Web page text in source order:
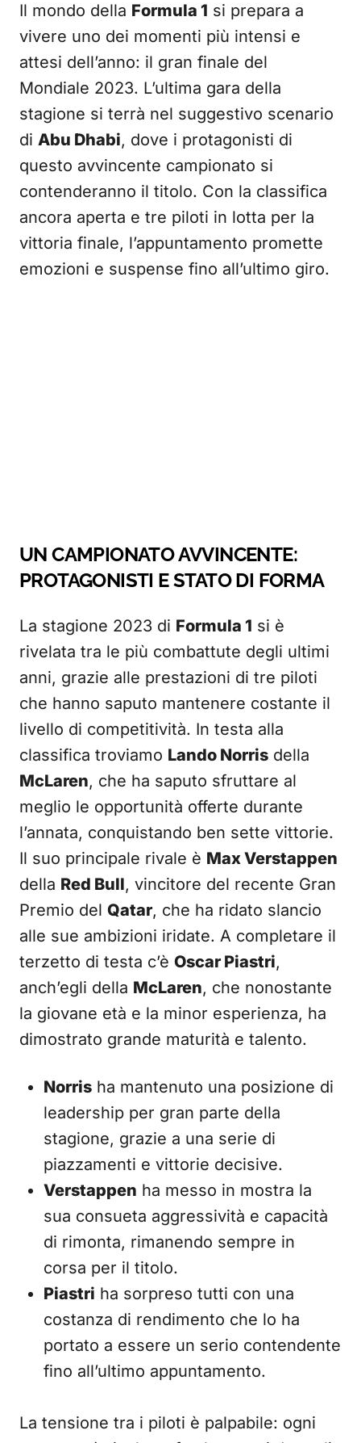
Il mondo della Formula 1 si prepara a
vivere uno dei momenti più intensi e
attesi dell’anno: il gran finale del
Mondiale 2023. L’ultima gara della
stagione si terrà nel suggestivo scenario
di Abu Dhabi, dove i protagonisti di
questo avvincente campionato si
contenderanno il titolo. Con la classifica
ancora aperta e tre piloti in lotta per la
vittoria finale, l’appuntamento promette
emozioni e suspense fino all’ultimo giro.
UN CAMPIONATO AVVINCENTE:
PROTAGONISTI E STATO DI FORMA
La stagione 2023 di Formula 1 si è
rivelata tra le più combattute degli ultimi
anni, grazie alle prestazioni di tre piloti
che hanno saputo mantenere costante il
livello di competitività. In testa alla
classifica troviamo Lando Norris della
McLaren, che ha saputo sfruttare al
meglio le opportunità offerte durante
l’annata, conquistando ben sette vittorie.
Il suo principale rivale è Max Verstappen
della Red Bull, vincitore del recente Gran
Premio del Qatar, che ha ridato slancio
alle sue ambizioni iridate. A completare il
terzetto di testa c’è Oscar Piastri,
anch’egli della McLaren, che nonostante
la giovane età e la minor esperienza, ha
dimostrato grande maturità e talento.
Norris ha mantenuto una posizione di
leadership per gran parte della
stagione, grazie a una serie di
piazzamenti e vittorie decisive.
Verstappen ha messo in mostra la
sua consueta aggressività e capacità
di rimonta, rimanendo sempre in
corsa per il titolo.
Piastri ha sorpreso tutti con una
costanza di rendimento che lo ha
portato a essere un serio contendente
fino all’ultimo appuntamento.
La tensione tra i piloti è palpabile: ogni